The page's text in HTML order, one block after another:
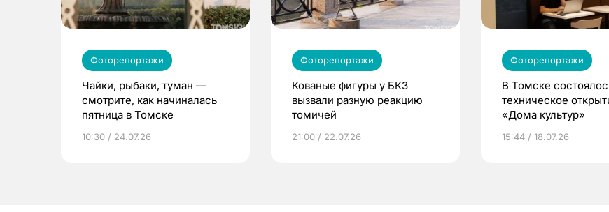
Фоторепортажи
Чайки, рыбаки, туман —
смотрите, как начиналась
пятница в Томске
10:30 / 24.07.26
Фоторепортажи
Кованые фигуры у БКЗ
вызвали разную реакцию
томичей
21:00 / 22.07.26
Фоторепортажи
В Томске
техническое
«Дома культур»
15:44 / 18.07.26